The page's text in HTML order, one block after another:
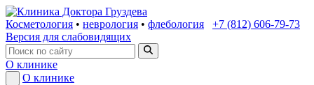
Косметология • неврология • флебология
+7 (812) 606-79-73
Версия для слабовидящих
О клинике
О клинике